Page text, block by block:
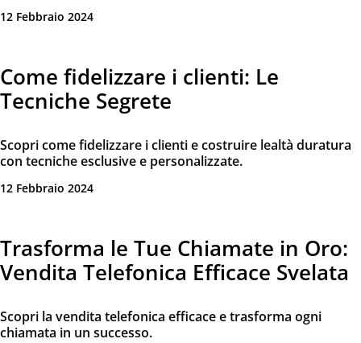
12 Febbraio 2024
Come fidelizzare i clienti: Le
Tecniche Segrete
Scopri come fidelizzare i clienti e costruire lealtà duratura
con tecniche esclusive e personalizzate.
12 Febbraio 2024
Trasforma le Tue Chiamate in Oro:
Vendita Telefonica Efficace Svelata
Scopri la vendita telefonica efficace e trasforma ogni
chiamata in un successo.